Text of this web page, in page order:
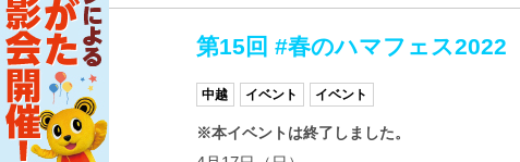
第15回 #春のハマフェス2022
中越 イベント イベント
※本イベントは終了しました。